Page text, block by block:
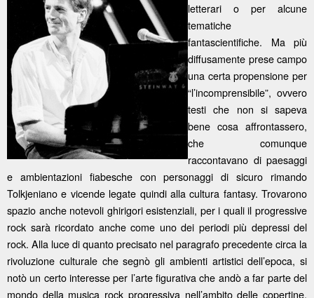
letterari o per alcune
tematiche
fantascientifiche. Ma più
diffusamente prese campo
una certa propensione per
“l’incomprensibile”, ovvero
testi che non si sapeva
bene cosa affrontassero,
che comunque
raccontavano di paesaggi
e ambientazioni fiabesche con personaggi di sicuro rimando
Tolkjeniano e vicende legate quindi alla cultura fantasy. Trovarono
spazio anche notevoli ghirigori esistenziali, per i quali il progressive
rock sarà ricordato anche come uno dei periodi più depressi del
rock. Alla luce di quanto precisato nel paragrafo precedente circa la
rivoluzione culturale che segnò gli ambienti artistici dell’epoca, si
notò un certo interesse per l’arte figurativa che andò a far parte del
mondo della musica rock progressiva nell’ambito delle copertine,